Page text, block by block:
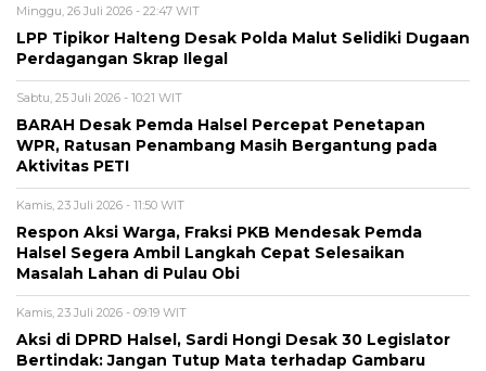
Minggu, 26 Juli 2026 - 22:47 WIT
LPP Tipikor Halteng Desak Polda Malut Selidiki Dugaan
Perdagangan Skrap Ilegal
Sabtu, 25 Juli 2026 - 10:21 WIT
BARAH Desak Pemda Halsel Percepat Penetapan
WPR, Ratusan Penambang Masih Bergantung pada
Aktivitas PETI
Kamis, 23 Juli 2026 - 11:50 WIT
Respon Aksi Warga, Fraksi PKB Mendesak Pemda
Halsel Segera Ambil Langkah Cepat Selesaikan
Masalah Lahan di Pulau Obi
Kamis, 23 Juli 2026 - 09:19 WIT
Aksi di DPRD Halsel, Sardi Hongi Desak 30 Legislator
Bertindak: Jangan Tutup Mata terhadap Gambaru